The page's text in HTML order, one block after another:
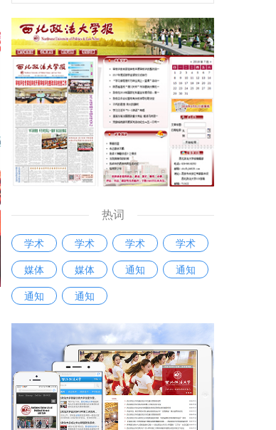
热词
学术 学术 学术
学术
媒体
媒体 通知
通知
通知
通知